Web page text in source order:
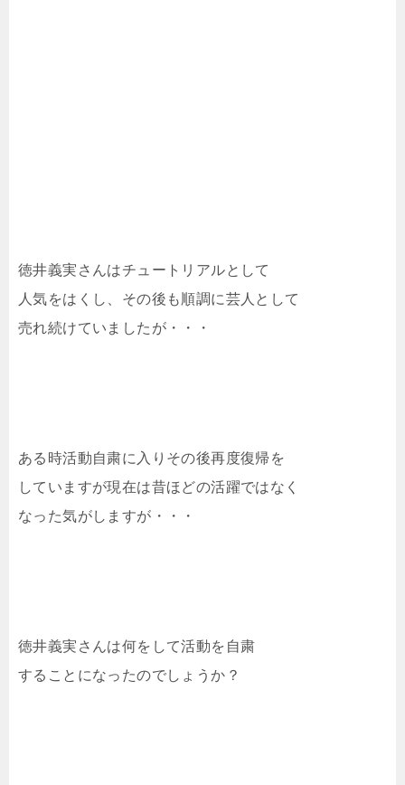
徳井義実さんはチュートリアルとして
人気をはくし、その後も順調に芸人として
売れ続けていましたが・・・
ある時活動自粛に入りその後再度復帰を
していますが現在は昔ほどの活躍ではなく
なった気がしますが・・・
徳井義実さんは何をして活動を自粛
することになったのでしょうか？